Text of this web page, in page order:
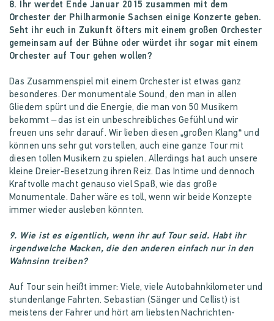
8. Ihr werdet Ende Januar 2015 zusammen mit dem
Orchester der Philharmonie Sachsen einige Konzerte geben.
Seht ihr euch in Zukunft öfters mit einem großen Orchester
gemeinsam auf der Bühne oder würdet ihr sogar mit einem
Orchester auf Tour gehen wollen?
Das Zusammenspiel mit einem Orchester ist etwas ganz
besonderes. Der monumentale Sound, den man in allen
Gliedern spürt und die Energie, die man von 50 Musikern
bekommt – das ist ein unbeschreibliches Gefühl und wir
freuen uns sehr darauf. Wir lieben diesen „großen Klang“ und
können uns sehr gut vorstellen, auch eine ganze Tour mit
diesen tollen Musikern zu spielen. Allerdings hat auch unsere
kleine Dreier-Besetzung ihren Reiz. Das Intime und dennoch
Kraftvolle macht genauso viel Spaß, wie das große
Monumentale. Daher wäre es toll, wenn wir beide Konzepte
immer wieder ausleben könnten.
9. Wie ist es eigentlich, wenn ihr auf Tour seid. Habt ihr
irgendwelche Macken, die den anderen einfach nur in den
Wahnsinn treiben?
Auf Tour sein heißt immer: Viele, viele Autobahnkilometer und
stundenlange Fahrten. Sebastian (Sänger und Cellist) ist
meistens der Fahrer und hört am liebsten Nachrichten-